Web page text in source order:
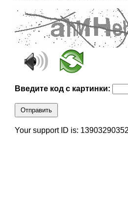
Введите код с картинки:
Отправить
Your support ID is: